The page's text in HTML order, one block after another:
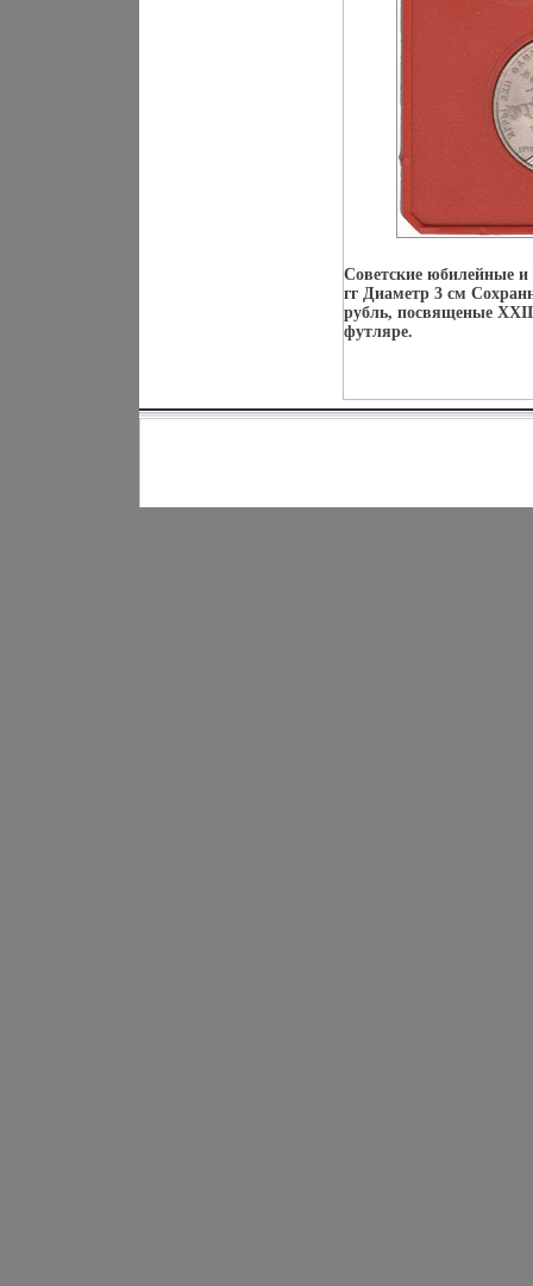
Советские юбилейные
гг Диаметр 3 см
рубль, посвященые
футляре.